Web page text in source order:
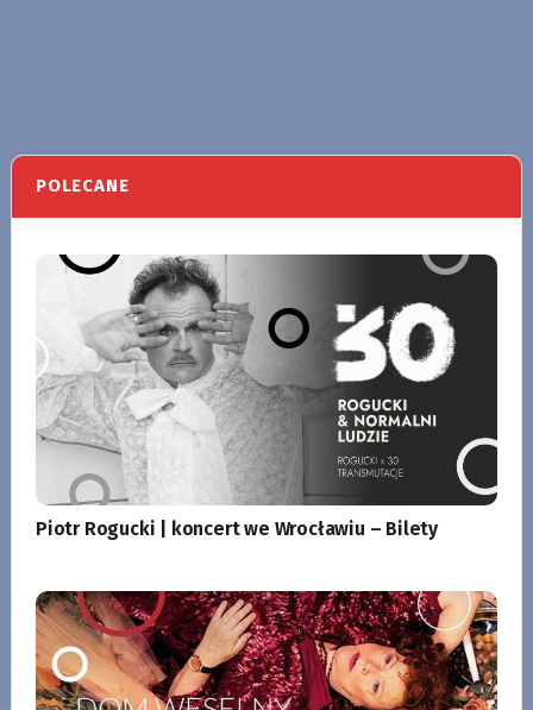
POLECANE
Piotr Rogucki | koncert we Wrocławiu – Bilety